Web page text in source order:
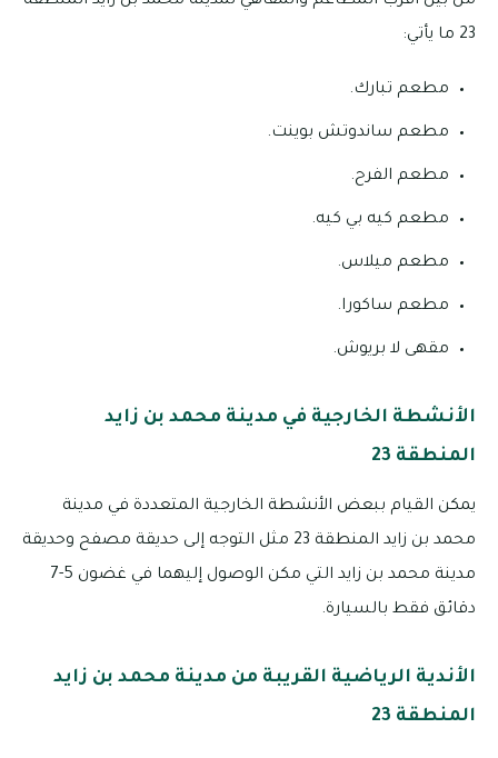
23 ما يأتي:
مطعم تبارك.
مطعم ساندوتش بوينت.
مطعم الفرح.
مطعم كيه بي كيه.
مطعم ميلاس.
مطعم ساكورا.
مقهى لا بريوش.
الأنشطة الخارجية في مدينة محمد بن زايد
المنطقة 23
يمكن القيام ببعض الأنشطة الخارجية المتعددة في مدينة
محمد بن زايد المنطقة 23 مثل التوجه إلى حديقة مصفح وحديقة
مدينة محمد بن زايد التي مكن الوصول إليهما في غضون 5-7
دقائق فقط بالسيارة.
الأندية الرياضية القريبة من مدينة محمد بن زايد
المنطقة 23